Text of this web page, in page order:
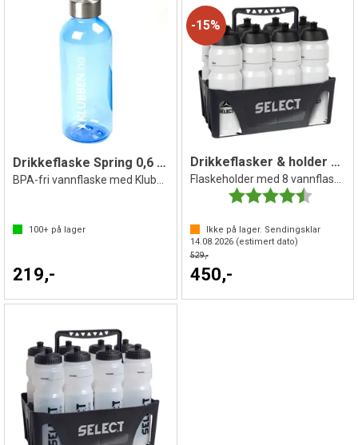
Drikkeflaske Spring 0,6 liter
BPA-fri vannflaske med Klubben logo
100+ på lager
219,-
15%
Drikkeflasker & holder fra Select
Karakter:
Ikke på lager. Sendingsklar
14.08.2026(estimert dato)
529,-
450,-